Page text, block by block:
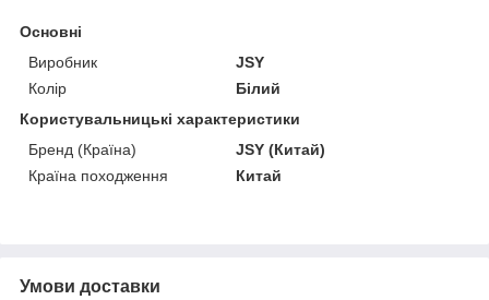
Основні
Виробник
JSY
Колір
Білий
Користувальницькі характеристики
Бренд (Країна)
JSY (Китай)
Країна походження
Китай
Умови доставки